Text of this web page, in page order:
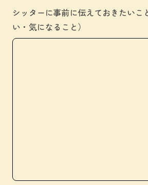
シッターに事前に伝えておきたいこ
い・気になること）